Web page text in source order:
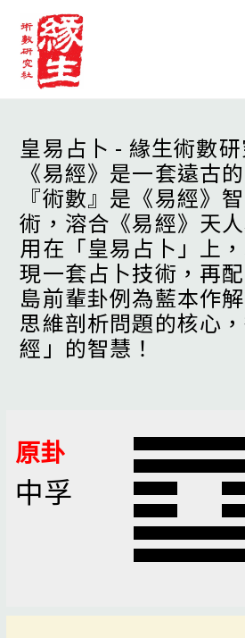
content
皇易占卜 - 緣生術數
《易經》是一套遠古
『術數』是《易經》
術，溶合《易經》天
用在「皇易占卜」上
現一套占卜技術，再
島前輩卦例為藍本作
思維剖析問題的核心
經」的智慧！
原卦
中孚